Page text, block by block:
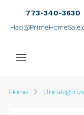
773-340-3630
Home